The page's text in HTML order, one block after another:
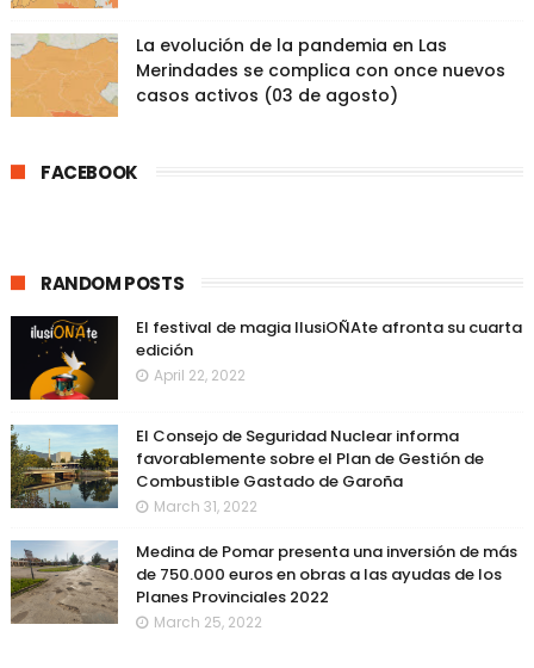
La evolución de la pandemia en Las
Merindades se complica con once nuevos
casos activos (03 de agosto)
FACEBOOK
RANDOM POSTS
El festival de magia IlusiOÑAte afronta su cuarta
edición
April 22, 2022
El Consejo de Seguridad Nuclear informa
favorablemente sobre el Plan de Gestión de
Combustible Gastado de Garoña
March 31, 2022
Medina de Pomar presenta una inversión de más
de 750.000 euros en obras a las ayudas de los
Planes Provinciales 2022
March 25, 2022